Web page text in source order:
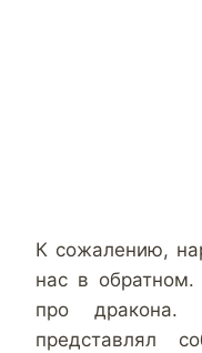
К сожалению,
нас в обратном.
про дракона.
представлял